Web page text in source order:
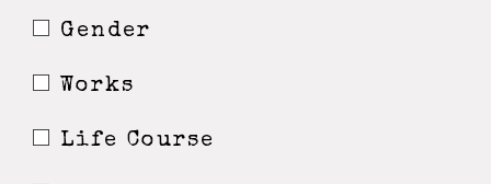
Gender
Works
Life Course